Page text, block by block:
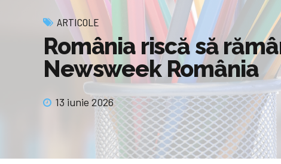
ARTICOLE
România riscă să
Newsweek România
13 iunie 2026